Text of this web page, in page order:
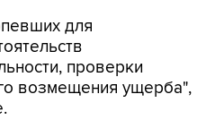
для
проверки
возмещения ущерба",